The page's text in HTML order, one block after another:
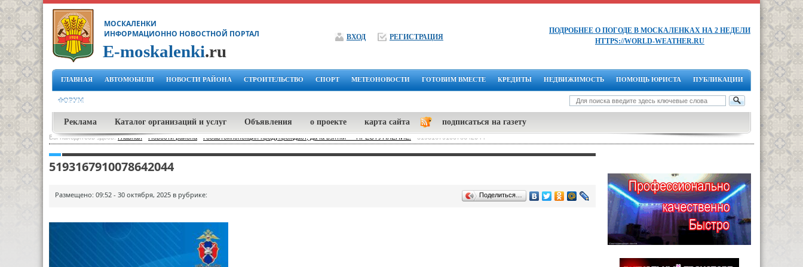
ВХОД РЕГИСТРАЦИЯ
МОСКАЛЕНКИ
ИНФОРМАЦИОННО НОВОСТНОЙ ПОРТАЛ
E-moskalenki.ru
ПОДРОБНЕЕ О ПОГОДЕ В МОСКАЛЕНКАХ НА 2 НЕДЕЛИ
HTTPS://WORLD-WEATHER.RU
ГЛАВНАЯ АВТОМОБИЛИ НОВОСТИ РАЙОНА СТРОИТЕЛЬСТВО СПОРТ МЕТЕОНОВОСТИ ГОТОВИМ ВМЕСТЕ КРЕДИТЫ НЕДВИЖИМОСТЬ ПОМОЩЬ ЮРИСТА ПУБЛИКАЦИИ
ФОРУМ
Реклама Каталог организаций и услуг Объявления о проекте карта сайта подписаться на газету
Вы находитесь здесь:Главная-Новости района Госавтоинспекция предупреждает, дача взятки — ПРЕСТУПЛЕНИЕ. 5193167910078642044
5193167910078642044
Размещено: 09:52 - 30 октября, 2025 в рубрике: Поделиться…